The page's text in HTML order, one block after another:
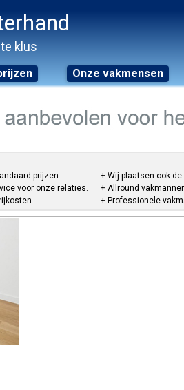
klus
Onze vakmensen
prijzen.
voor onze relaties.
+ Wij plaatsen ook
+ Allround
+ Professionele